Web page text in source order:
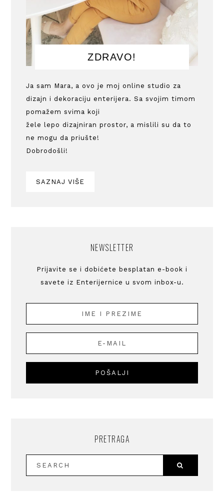
ZDRAVO!
Ja sam Mara, a ovo je moj online studio za
dizajn i dekoraciju enterijera. Sa svojim timom
pomažem svima koji
žele lepo dizajniran prostor, a mislili su da to
ne mogu da priušte!
Dobrodošli!
SAZNAJ VIŠE
NEWSLETTER
Prijavite se i dobićete besplatan e-book i
savete iz Enterijernice u svom inbox-u.
PRETRAGA